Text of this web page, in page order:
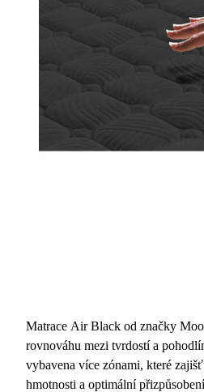
Matrace Air Black od značky
rovnováhu mezi tvrdostí a
vybavena více zónami, které
hmotnosti a optimální